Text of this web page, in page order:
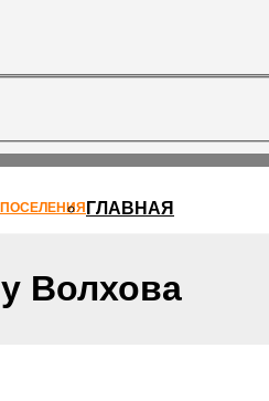
ПОСЕЛЕНИЯ ГЛАВНАЯ
Волхова